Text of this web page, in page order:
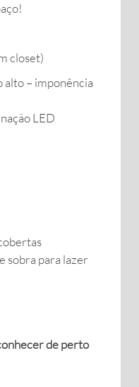
closet)
alto – imponência
LED
sobra para lazer
de perto